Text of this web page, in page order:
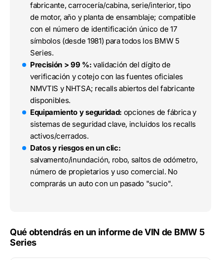
fabricante, carrocería/cabina, serie/interior, tipo
de motor, año y planta de ensamblaje; compatible
con el número de identificación único de 17
símbolos (desde 1981) para todos los BMW 5
Series.
Precisión > 99 %: validación del dígito de
verificación y cotejo con las fuentes oficiales
NMVTIS y NHTSA; recalls abiertos del fabricante
disponibles.
Equipamiento y seguridad: opciones de fábrica y
sistemas de seguridad clave, incluidos los recalls
activos/cerrados.
Datos y riesgos en un clic:
salvamento/inundación, robo, saltos de odómetro,
número de propietarios y uso comercial. No
comprarás un auto con un pasado "sucio".
Qué obtendrás en un informe de VIN de BMW 5
Series